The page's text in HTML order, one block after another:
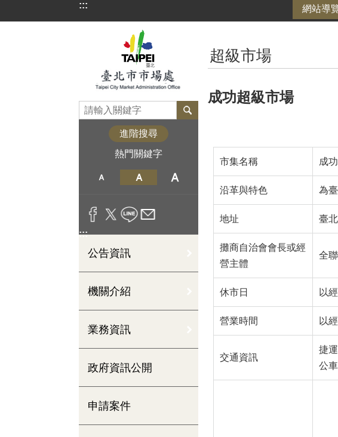
跳到主要內容區塊
::: 網站導
進階搜尋
熱門關鍵字
:::
公告資訊
機關介紹
業務資訊
政府資訊公開
申請案件
超級市場
成功超級市場
市集名稱 成
沿革與特色 為
地址 臺
攤商自治會會長或經
營主體
全
休市日 以
營業時間 以
交通資訊
捷
公